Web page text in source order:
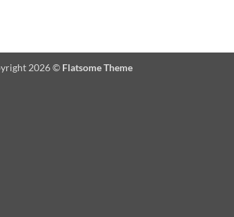
2026 © Flatsome Theme